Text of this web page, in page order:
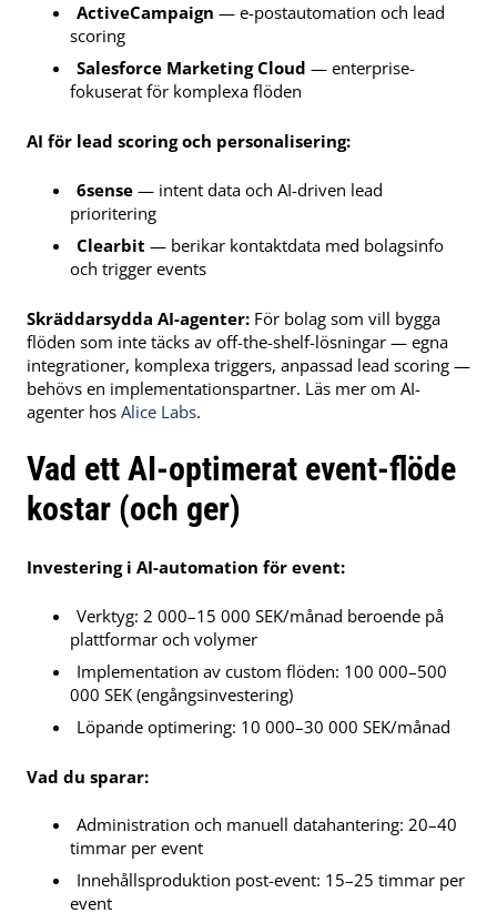
ActiveCampaign — e-postautomation och lead
scoring
Salesforce Marketing Cloud — enterprise-
fokuserat för komplexa flöden
AI för lead scoring och personalisering:
6sense — intent data och AI-driven lead
prioritering
Clearbit — berikar kontaktdata med bolagsinfo
och trigger events
Skräddarsydda AI-agenter: För bolag som vill bygga
flöden som inte täcks av off-the-shelf-lösningar — egna
integrationer, komplexa triggers, anpassad lead scoring —
behövs en implementationspartner. Läs mer om AI-
agenter hos Alice Labs.
Vad ett AI-optimerat event-flöde
kostar (och ger)
Investering i AI-automation för event:
Verktyg: 2 000–15 000 SEK/månad beroende på
plattformar och volymer
Implementation av custom flöden: 100 000–500
000 SEK (engångsinvestering)
Löpande optimering: 10 000–30 000 SEK/månad
Vad du sparar:
Administration och manuell datahantering: 20–40
timmar per event
Innehållsproduktion post-event: 15–25 timmar per
event